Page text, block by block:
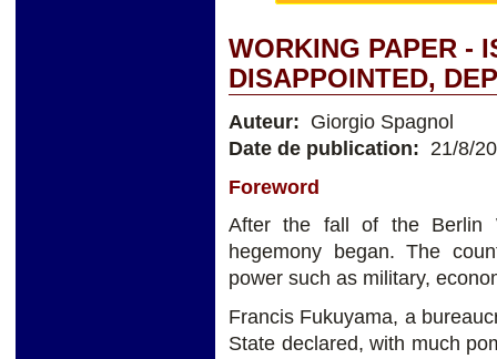
WORKING PAPER -
DISAPPOINTED,
Auteur: Giorgio Spagnol
Date de publication: 21/8/
Foreword
After the fall of the Berlin
hegemony began. The
power such as military,
Francis Fukuyama, a
State declared, with much